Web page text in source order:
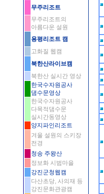
무주리조트
무주리조트의
아름다운 설원
용평리조트 캠
고화질 웹캠
북한산라이브캠
북한산 실시간 영상
한국수자원공사
댐수문영상
한국수자원공사
다목적댐수문
실시간동영상
양지파인리조트
겨울 설원의 스키장
전경
청송 주왕산
정보화 시범마을
강진군청웹캠
다산초당, 사의재 등
강진문화관광캠